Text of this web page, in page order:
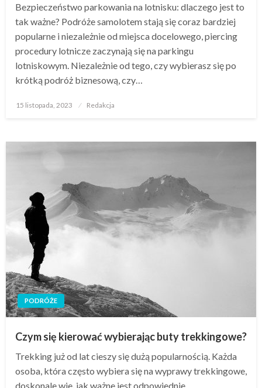
Bezpieczeństwo parkowania na lotnisku: dlaczego jest to
tak ważne? Podróże samolotem stają się coraz bardziej
popularne i niezależnie od miejsca docelowego, piercing
procedury lotnicze zaczynają się na parkingu
lotniskowym. Niezależnie od tego, czy wybierasz się po
krótką podróż biznesową, czy…
Opublikowane
15 listopada, 2023 Redakcja
PODRÓŻE
Czym się kierować wybierając buty trekkingowe?
Trekking już od lat cieszy się dużą popularnością. Każda
osoba, która często wybiera się na wyprawy trekkingowe,
doskonale wie, jak ważne jest odpowiednie